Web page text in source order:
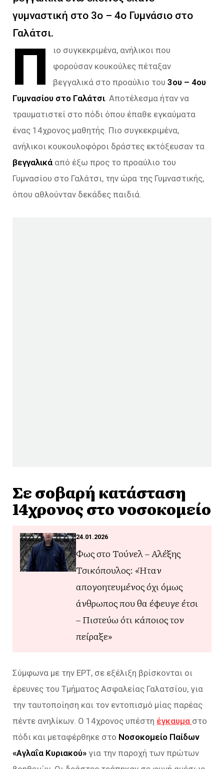
γυμναστική στο 3ο – 4ο Γυμνάσιο στο
Γαλάτσι.
Π
ιο συγκεκριμένα, ανήλικοι που
φορούσαν κουκούλες πέταξαν
βεγγαλικά στο προαύλιο του 3ου – 4ου
Γυμνασίου στο Γαλάτσι. Αποτέλεσμα ήταν να
τραυματιστεί στο πόδι όπου έπαθε εγκαύματα
ένας 14χρονος μαθητής. Πιο συγκεκριμένα,
ανήλικοι κουκουλοφόροι δράστες εκτόξευσαν τα
βεγγαλικά από έξω προς το προαύλιο του
Γυμνασίου στο Γαλάτσι, την ώρα της Γυμναστικής,
όπου αθλούνταν δεκάδες παιδιά.
Σε σοβαρή κατάσταση
14χρονος στο νοσοκομείο
24.01.2026
Φως στο Τούνελ – Αλέξης
Τσικόπουλος: «Ήταν
απογοητευμένος όχι όμως
άνθρωπος που θα έφευγε έτσι
– Πιστεύω ότι κάποιος τον
πείραξε»
Σύμφωνα με την ΕΡΤ, σε εξέλιξη βρίσκονται οι
έρευνες του Τμήματος Ασφαλείας Γαλατσίου, για
την ταυτοποίηση και τον εντοπισμό μίας παρέας
πέντε ανηλίκων. Ο 14χρονος υπέστη έγκαυμα στο
πόδι και μεταφέρθηκε στο Νοσοκομείο Παίδων
«Αγλαΐα Κυριακού» για την παροχή των πρώτων